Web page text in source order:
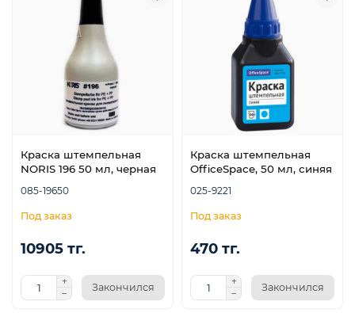
Краска штемпельная
NORIS 196 50 мл, черная
085-19650
10905 тг.
Закончился
Краска штемпельная
OfficeSpace, 50 мл, синяя
025-9221
470 тг.
Закончился